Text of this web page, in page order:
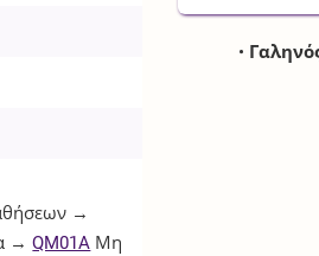
→
→QM01A Μη
•